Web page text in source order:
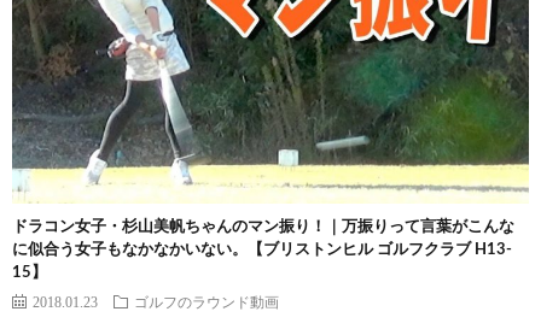
ドラコン女子・杉山美帆ちゃんのマン振り！｜万振りって言葉がこんな
に似合う女子もなかなかいない。【ブリストンヒル ゴルフクラブ H13-
15】
2018.01.23 ゴルフのラウンド動画